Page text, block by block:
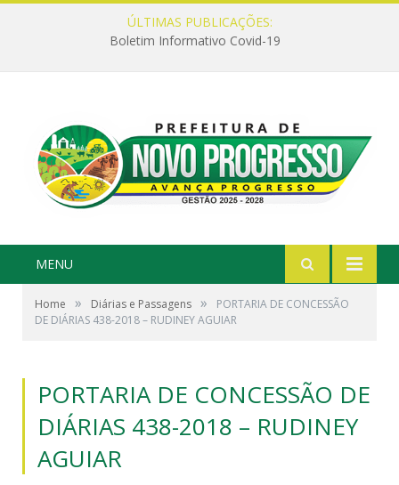
ÚLTIMAS PUBLICAÇÕES:
Boletim Informativo Covid-19
MENU
Home » Diárias e Passagens »
PORTARIA DE CONCESSÃO
DE DIÁRIAS 438-2018 – RUDINEY AGUIAR
PORTARIA DE CONCESSÃO DE
DIÁRIAS 438-2018 – RUDINEY
AGUIAR